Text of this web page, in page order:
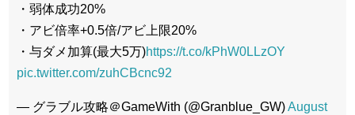
・弱体成功20%
・アビ倍率+0.5倍/アビ上限20%
・与ダメ加算(最大5万)https://t.co/kPhW0LLzOY
pic.twitter.com/zuhCBcnc92
— グラブル攻略＠GameWith (@Granblue_GW)August